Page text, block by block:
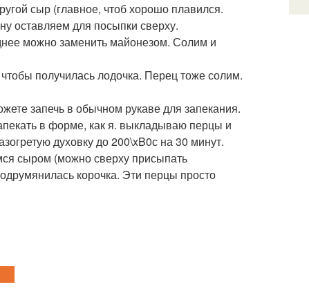
сыр (главное, чтоб хорошо плавился.
оставляем для посыпки сверху.
можно заменить майонезом. Солим и
получилась лодочка. Перец тоже солим.
запечь в обычном рукаве для запекания.
в форме, как я. выкладываю перцы и
духовку до 200\xB0с на 30 минут.
сыром (можно сверху присыпать
корочка. Эти перцы просто